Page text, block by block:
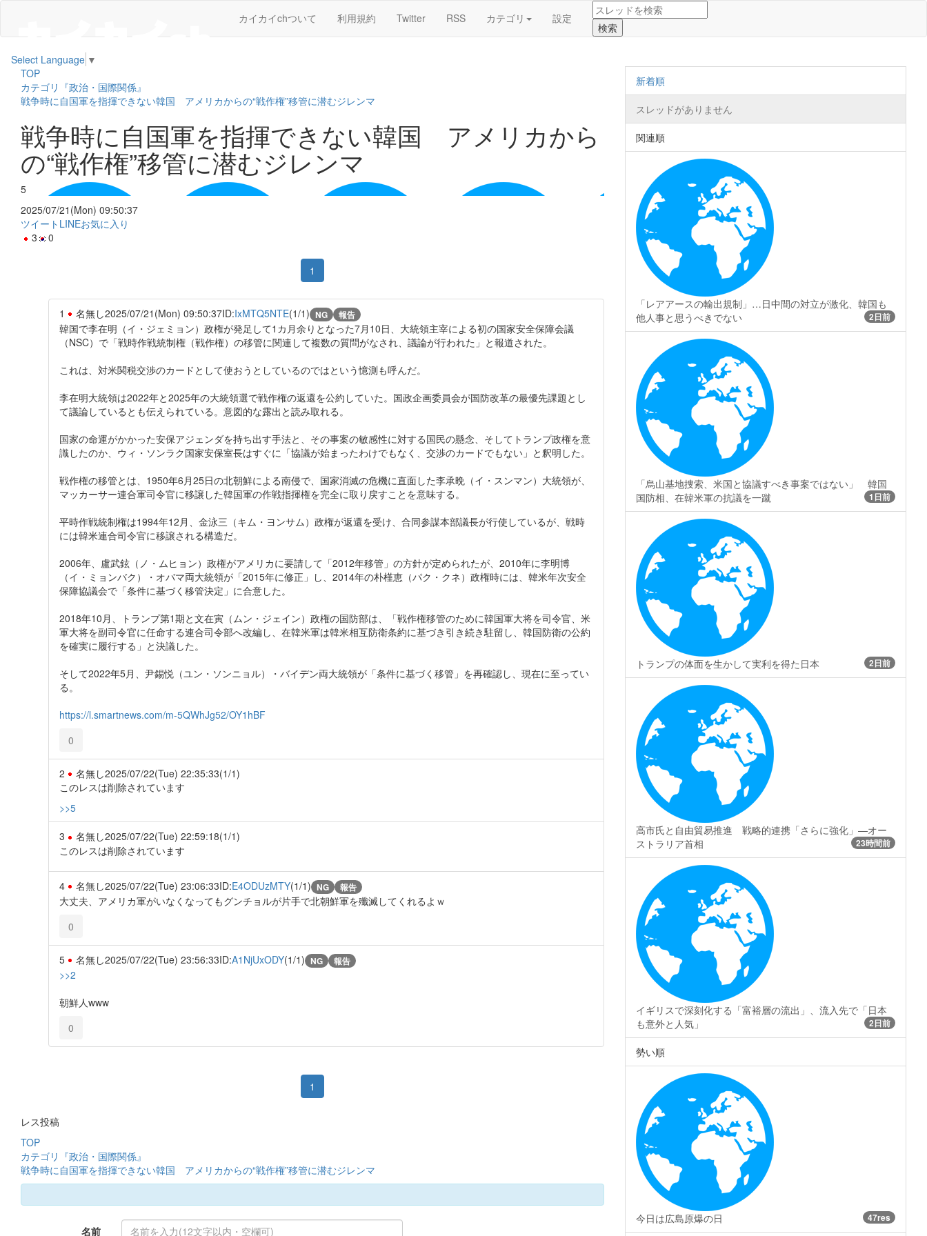
カイカイchついて 利用規約 Twitter RSS カテゴリ 設定
Select Language ▼
TOP
カテゴリ『政治・国際関係』
戦争時に自国軍を指揮できない韓国 アメリカからの“戦作権”移管に潜むジレンマ
戦争時に自国軍を指揮できない韓国 アメリカから
の“戦作権”移管に潜むジレンマ
5
2025/07/21(Mon) 09:50:37
ツイート LINEお気に入り
3
0
1
1 名無し2025/07/21(Mon) 09:50:37ID:IxMTQ5NTE(1/1) NG 報告
韓国で李在明（イ・ジェミョン）政権が発足して1カ月余りとなった7月10日、大統領主宰による初の国家安全保障会議
（NSC）で「戦時作戦統制権（戦作権）の移管に関連して複数の質問がなされ、議論が行われた」と報道された。
これは、対米関税交渉のカードとして使おうとしているのではという憶測も呼んだ。
李在明大統領は2022年と2025年の大統領選で戦作権の返還を公約していた。国政企画委員会が国防改革の最優先課題とし
て議論しているとも伝えられている。意図的な露出と読み取れる。
国家の命運がかかった安保アジェンダを持ち出す手法と、その事案の敏感性に対する国民の懸念、そしてトランプ政権を意
識したのか、ウィ・ソンラク国家安保室長はすぐに「協議が始まったわけでもなく、交渉のカードでもない」と釈明した。
戦作権の移管とは、1950年6月25日の北朝鮮による南侵で、国家消滅の危機に直面した李承晩（イ・スンマン）大統領が、
マッカーサー連合軍司令官に移譲した韓国軍の作戦指揮権を完全に取り戻すことを意味する。
平時作戦統制権は1994年12月、金泳三（キム・ヨンサム）政権が返還を受け、合同参謀本部議長が行使しているが、戦時
には韓米連合司令官に移譲される構造だ。
2006年、盧武鉉（ノ・ムヒョン）政権がアメリカに要請して「2012年移管」の方針が定められたが、2010年に李明博
（イ・ミョンバク）・オバマ両大統領が「2015年に修正」し、2014年の朴槿恵（パク・クネ）政権時には、韓米年次安全
保障協議会で「条件に基づく移管決定」に合意した。
2018年10月、トランプ第1期と文在寅（ムン・ジェイン）政権の国防部は、「戦作権移管のために韓国軍大将を司令官、米
軍大将を副司令官に任命する連合司令部へ改編し、在韓米軍は韓米相互防衛条約に基づき引き続き駐留し、韓国防衛の公約
を確実に履行する」と決議した。
そして2022年5月、尹錫悦（ユン・ソンニョル）・バイデン両大統領が「条件に基づく移管」を再確認し、現在に至ってい
る。
https://l.smartnews.com/m-5QWhJg52/OY1hBF
0
2 名無し2025/07/22(Tue) 22:35:33(1/1)
このレスは削除されています
>>5
3 名無し2025/07/22(Tue) 22:59:18(1/1)
このレスは削除されています
4 名無し2025/07/22(Tue) 23:06:33ID:E4ODUzMTY(1/1) NG 報告
大丈夫、アメリカ軍がいなくなってもグンチョルが片手で北朝鮮軍を殲滅してくれるよｗ
0
5 名無し2025/07/22(Tue) 23:56:33ID:A1NjUxODY(1/1) NG 報告
>>2
朝鮮人www
0
1
レス投稿
TOP
カテゴリ『政治・国際関係』
戦争時に自国軍を指揮できない韓国 アメリカからの“戦作権”移管に潜むジレンマ
名前
新着順
スレッドがありません
関連順
「レアアースの輸出規制」…日中間の対立が激化、韓国も
他人事と思うべきでない
2日前
「烏山基地捜索、米国と協議すべき事案ではない」 韓国
国防相、在韓米軍の抗議を一蹴
1日前
トランプの体面を生かして実利を得た日本 2日前
高市氏と自由貿易推進 戦略的連携「さらに強化」―オー
ストラリア首相
23時間前
イギリスで深刻化する「富裕層の流出」、流入先で「日本
も意外と人気」
2日前
勢い順
今日は広島原爆の日 47res